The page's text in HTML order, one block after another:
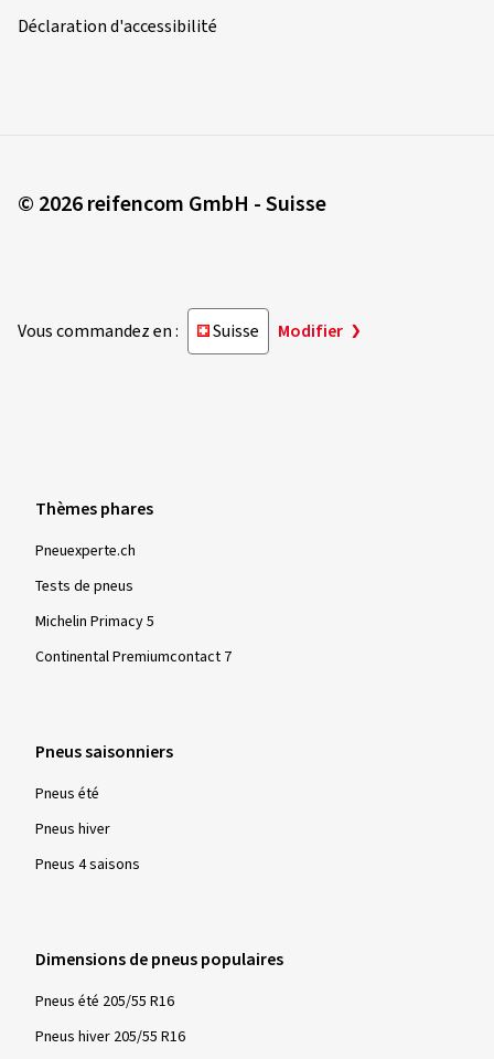
Déclaration d'accessibilité
© 2026 reifencom GmbH - Suisse
Vous commandez en : Suisse Modifier
Thèmes phares
Pneuexperte.ch
Tests de pneus
Michelin Primacy 5
Continental Premiumcontact 7
Pneus saisonniers
Pneus été
Pneus hiver
Pneus 4 saisons
Dimensions de pneus populaires
Pneus été 205/55 R16
Pneus hiver 205/55 R16